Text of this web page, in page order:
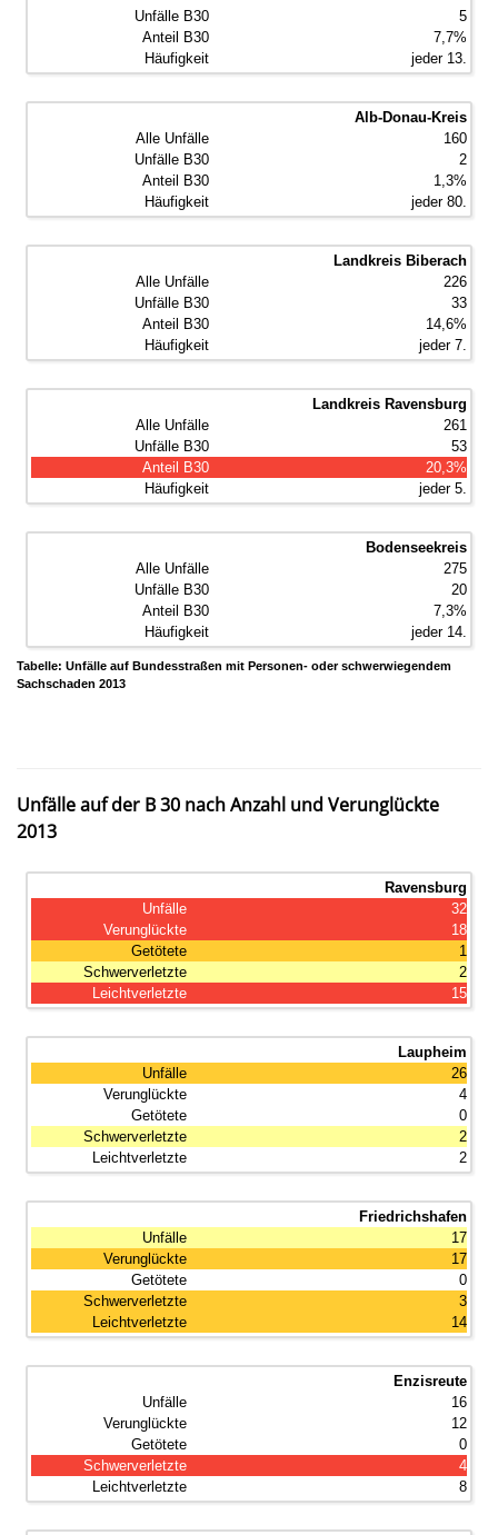
5
7,7%
jeder 13.
Alb-Donau-Kreis
160
2
1,3%
jeder 80.
Landkreis Biberach
226
33
14,6%
jeder 7.
Landkreis Ravensburg
261
53
20,3%
jeder 5.
Bodenseekreis
275
20
7,3%
jeder 14.
Tabelle: Unfälle auf Bundesstraßen mit Personen- oder schwerwiegendem
Sachschaden 2013
Unfälle auf der B 30 nach Anzahl und Verunglückte
2013
Ravensburg
32
18
1
2
15
Laupheim
26
4
0
2
2
Friedrichshafen
17
17
0
3
14
Enzisreute
16
12
0
4
8